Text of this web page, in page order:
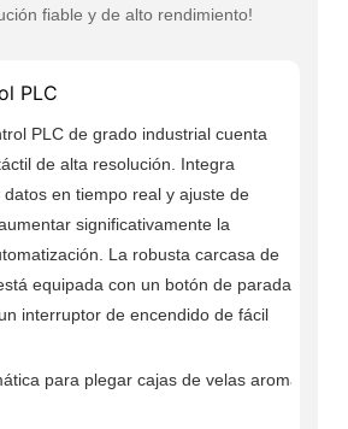
fiable y de alto rendimiento!
PLC
PLC de grado industrial cuenta
de alta resolución. Integra
en tiempo real y ajuste de
significativamente la
La robusta carcasa de
equipada con un botón de parada
interruptor de encendido de fácil